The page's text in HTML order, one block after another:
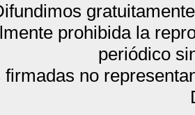
prohibida la
periódico
firmadas no